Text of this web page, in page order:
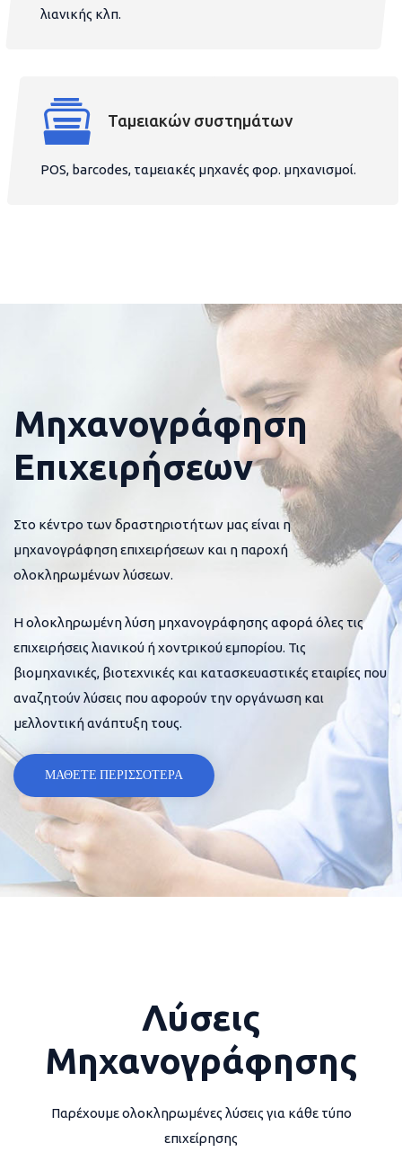
λιανικής κλπ.
Ταμειακών συστημάτων
POS, barcodes, ταμειακές μηχανές φορ. μηχανισμοί.
Μηχανογράφηση
Επιχειρήσεων
Στο κέντρο των δραστηριοτήτων μας είναι η
μηχανογράφηση επιχειρήσεων και η παροχή
ολοκληρωμένων λύσεων.
Η ολοκληρωμένη λύση μηχανογράφησης αφορά όλες τις
επιχειρήσεις λιανικού ή χοντρικού εμπορίου. Τις
βιομηχανικές, βιοτεχνικές και κατασκευαστικές εταιρίες που
αναζητούν λύσεις που αφορούν την οργάνωση και
μελλοντική ανάπτυξη τους.
ΜΑΘΕΤΕ ΠΕΡΙΣΣΟΤΕΡΑ
Λύσεις
Μηχανογράφησης
Παρέχουμε ολοκληρωμένες λύσεις για κάθε τύπο
επιχείρησης